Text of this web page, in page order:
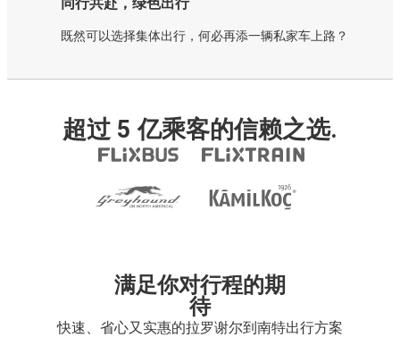
既然可以选择集体出行，何必再添一辆私家车上路？
超过 5 亿乘客的信赖之选.
满足你对行程的期
待
快速、省心又实惠的拉罗谢尔到南特出行方案